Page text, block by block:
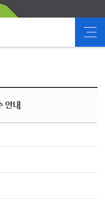
안내